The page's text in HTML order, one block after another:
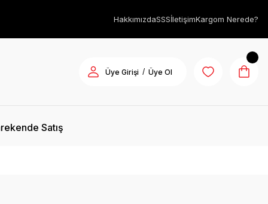
HakkımızdaSSSİletişimKargom Nerede?
Üye Girişi / Üye Ol
Satış